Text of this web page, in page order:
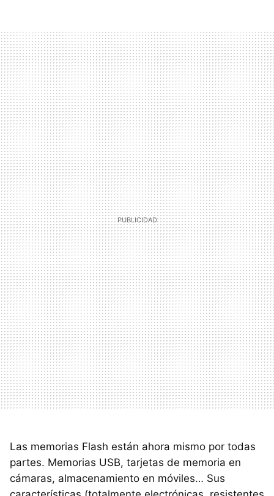
Las memorias Flash están ahora mismo por todas
partes. Memorias USB, tarjetas de memoria en
cámaras, almacenamiento en móviles… Sus